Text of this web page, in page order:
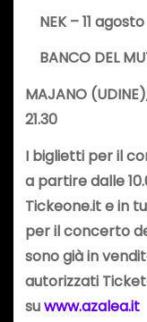
NEK– 11 agosto
BANCO DEL
MAJANO
21.30
I biglietti per il
a partire dalle
Tickeone.it e in
per il concerto
sono già in
autorizzati
suwww.azalea.it